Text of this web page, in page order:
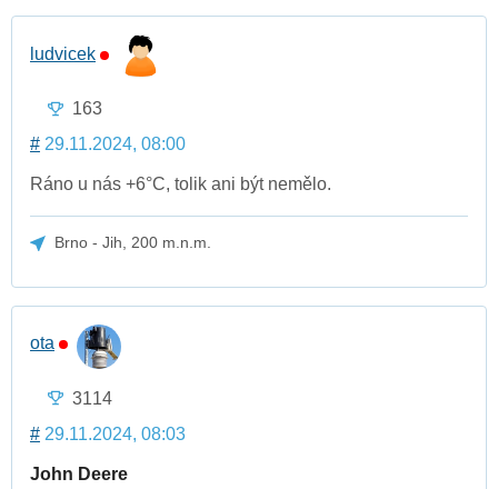
ludvicek
163
# 29.11.2024, 08:00
Ráno u nás +6°C, tolik ani být nemělo.
Brno - Jih, 200 m.n.m.
ota
3114
# 29.11.2024, 08:03
John Deere